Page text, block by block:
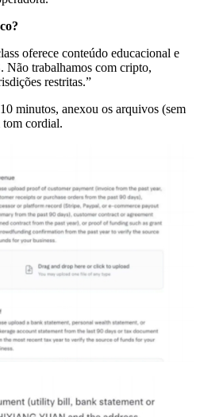
oferece conteúdo educacional e
Não trabalhamos com cripto,
restritas.”
minutos, anexou os arquivos (sem
tom cordial.